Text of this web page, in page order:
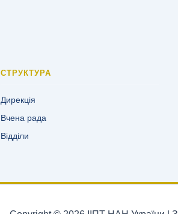
СТРУКТУРА
Дирекція
Вчена рада
Відділи